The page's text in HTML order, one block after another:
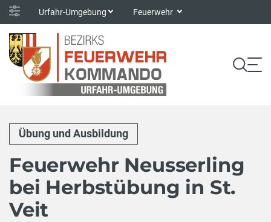
Urfahr-Umgebung Feuerwehr
Übung und Ausbildung
Feuerwehr Neusserling
bei Herbstübung in St.
Veit